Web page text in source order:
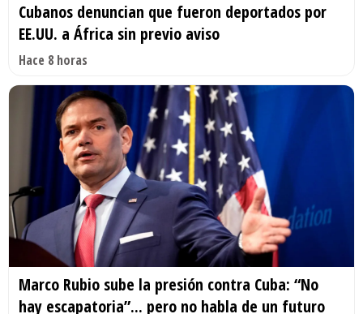
Cubanos denuncian que fueron deportados por
EE.UU. a África sin previo aviso
Hace 8 horas
Marco Rubio sube la presión contra Cuba: “No
hay escapatoria”... pero no habla de un futuro